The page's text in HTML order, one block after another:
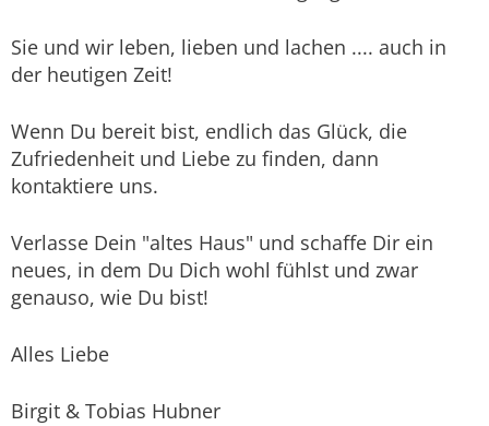
Sie und wir leben, lieben und lachen .... auch in
der heutigen Zeit!
Wenn Du bereit bist, endlich das Glück, die
Zufriedenheit und Liebe zu finden, dann
kontaktiere uns.
Verlasse Dein "altes Haus" und schaffe Dir ein
neues, in dem Du Dich wohl fühlst und zwar
genauso, wie Du bist!
Alles Liebe
Birgit & Tobias Hubner